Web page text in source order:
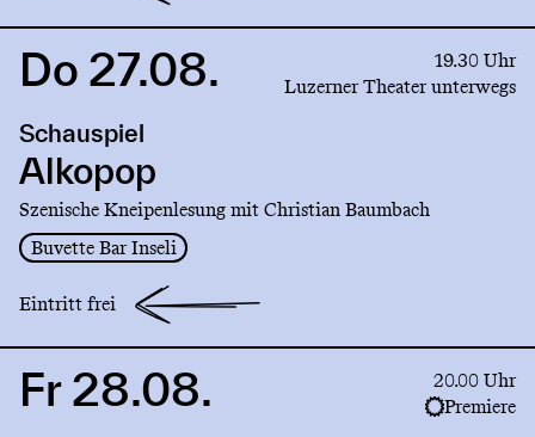
Link
Alkopop
Do 27.08.
19.30 Uhr
Luzerner Theater unterwegs
Schauspiel
Alkopop
Szenische Kneipenlesung mit Christian Baumbach
Buvette Bar Inseli
Eintritt frei
LinkFr 28.08.
20.00 Uhr
Premiere